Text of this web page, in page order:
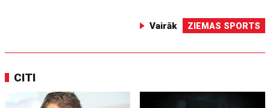
Vairāk ZIEMAS SPORTS
CITI